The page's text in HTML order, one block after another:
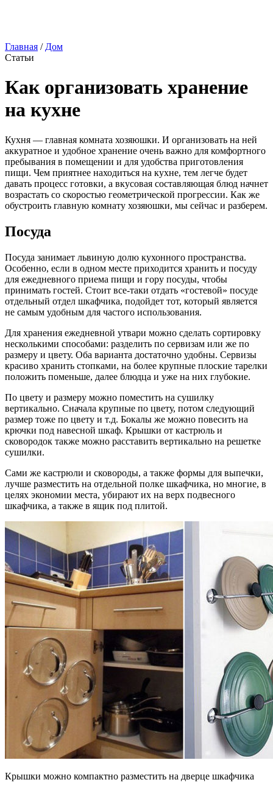
Главная / Дом
Статьи
Как организовать хранение
на кухне
Кухня — главная комната хозяюшки. И организовать на ней
аккуратное и удобное хранение очень важно для комфортного
пребывания в помещении и для удобства приготовления
пищи. Чем приятнее находиться на кухне, тем легче будет
давать процесс готовки, а вкусовая составляющая блюд начнет
возрастать со скоростью геометрической прогрессии. Как же
обустроить главную комнату хозяюшки, мы сейчас и разберем.
Посуда
Посуда занимает львиную долю кухонного пространства.
Особенно, если в одном месте приходится хранить и посуду
для ежедневного приема пищи и гору посуды, чтобы
принимать гостей. Стоит все-таки отдать «гостевой» посуде
отдельный отдел шкафчика, подойдет тот, который является
не самым удобным для частого использования.
Для хранения ежедневной утвари можно сделать сортировку
несколькими способами: разделить по сервизам или же по
размеру и цвету. Оба варианта достаточно удобны. Сервизы
красиво хранить стопками, на более крупные плоские тарелки
положить поменьше, далее блюдца и уже на них глубокие.
По цвету и размеру можно поместить на сушилку
вертикально. Сначала крупные по цвету, потом следующий
размер тоже по цвету и т.д. Бокалы же можно повесить на
крючки под навесной шкаф. Крышки от кастрюль и
сковородок также можно расставить вертикально на решетке
сушилки.
Сами же кастрюли и сковороды, а также формы для выпечки,
лучше разместить на отдельной полке шкафчика, но многие, в
целях экономии места, убирают их на верх подвесного
шкафчика, а также в ящик под плитой.
Крышки можно компактно разместить на дверце шкафчика